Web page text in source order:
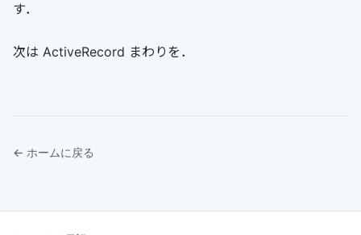
す．
次は ActiveRecord まわりを．
← ホームに戻る